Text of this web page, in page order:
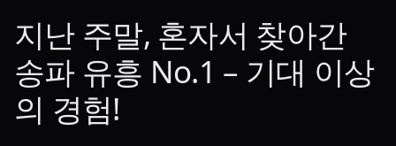
지난 주말, 혼자서 찾아간
송파 유흥 No.1 – 기대 이상
의 경험!